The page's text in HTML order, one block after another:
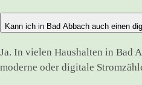
Kann ich in Bad Abbach auch einen
Ja. In vielen Haushalten in Bad
moderne oder digitale